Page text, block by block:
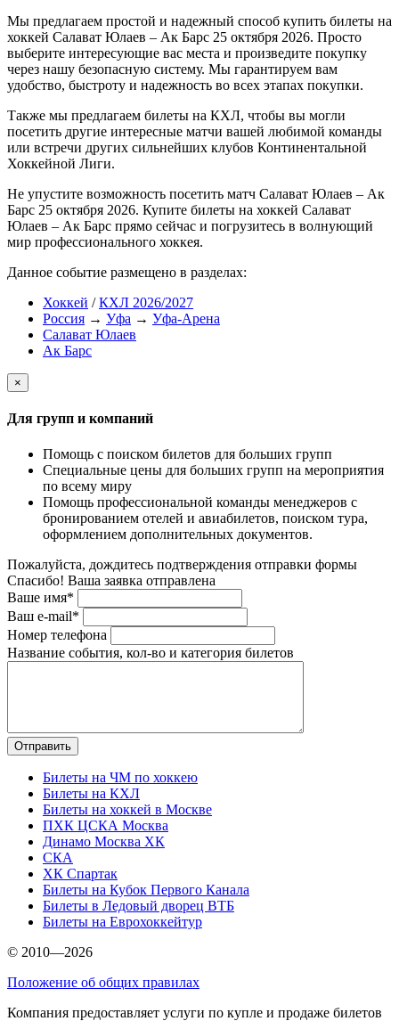
Мы предлагаем простой и надежный способ купить билеты на
хоккей Салават Юлаев – Ак Барс 25 октября 2026. Просто
выберите интересующие вас места и произведите покупку
через нашу безопасную систему. Мы гарантируем вам
удобство, быстроту и надежность во всех этапах покупки.
Также мы предлагаем билеты на КХЛ, чтобы вы могли
посетить другие интересные матчи вашей любимой команды
или встречи других сильнейших клубов Континентальной
Хоккейной Лиги.
Не упустите возможность посетить матч Салават Юлаев – Ак
Барс 25 октября 2026. Купите билеты на хоккей Салават
Юлаев – Ак Барс прямо сейчас и погрузитесь в волнующий
мир профессионального хоккея.
Данное событие размещено в разделах:
Хоккей /КХЛ 2026/2027
Россия → Уфа → Уфа-Арена
Салават Юлаев
Ак Барс
×
Для групп и компаний
Помощь с поиском билетов для больших групп
Специальные цены для больших групп на мероприятия
по всему миру
Помощь профессиональной команды менеджеров с
бронированием отелей и авиабилетов, поиском тура,
оформлением дополнительных документов.
Пожалуйста, дождитесь подтверждения отправки формы
Спасибо! Ваша заявка отправлена
Ваше имя*
Ваш e-mail*
Номер телефона
Название события, кол-во и категория билетов
Билеты на ЧМ по хоккею
Билеты на КХЛ
Билеты на хоккей в Москве
ПХК ЦСКА Москва
Динамо Москва ХК
СКА
ХК Спартак
Билеты на Кубок Первого Канала
Билеты в Ледовый дворец ВТБ
Билеты на Еврохоккейтур
© 2010—2026
Положение об общих правилах
Компания предоставляет услуги по купле и продаже билетов